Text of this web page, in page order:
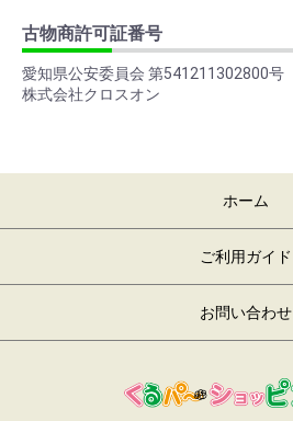
古物商許可証番号
愛知県公安委員会 第541211302800号
株式会社クロスオン
ホーム
ご利用ガイド
お問い合わせ